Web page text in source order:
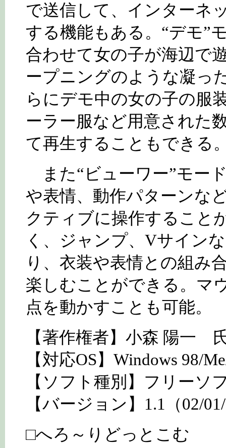
で送信して、インターネ
する機能もある。“デモ”
合わせて女の子が海辺で
ープニングのような凝っ
らにデモ中の女の子の服
ーラー服など用意された
て再生することもできる
また“ビューワー”モー
や表情、動作パターンな
クティブに操作すること
く、ジャンプ、Vサイン
り、衣装や表情との組み
楽しむことができる。マ
点を動かすことも可能。
【著作権者】小森 陽一
【対応OS】Windows 98/
【ソフト種別】フリーソ
【バージョン】1.1（02/
□へろ～りどっとこむ